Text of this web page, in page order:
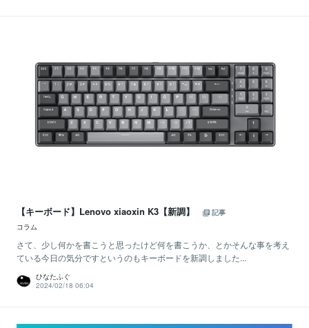
【キーボード】Lenovo xiaoxin K3【新調】
記事
コラム
さて、少し何かを書こうと思ったけど何を書こうか、とかそんな事を考え
ている今日の気分ですというのもキーボードを新調しました...
ひなたふぐ
2024/02/18 06:04